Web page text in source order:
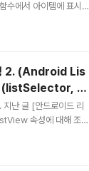
각 별도의 View를 지
에서 아이템에 표시
구성하고 나서 앱 실
황이 자주 생깁니다. 이
이템을 추가하거나, 기
법에 대해 알아보겠습
는 방법은 ArrayAda
설명한..
2. (Android Lis
st
난 글 [안드로이드 리
속성에 대해 조금
에 추가된 아이